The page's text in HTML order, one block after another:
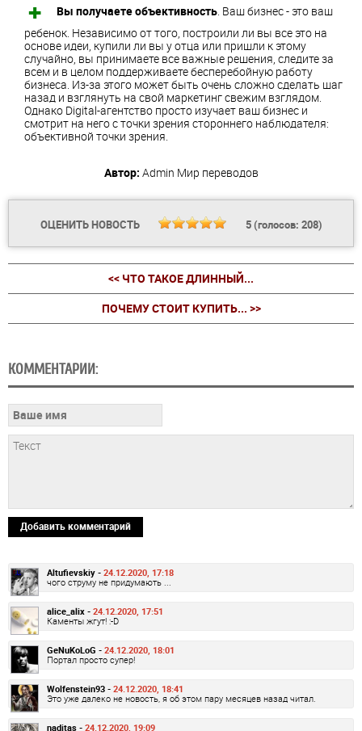
Вы получаете объективность. Ваш бизнес - это ваш
ребенок. Независимо от того, построили ли вы все это на
основе идеи, купили ли вы у отца или пришли к этому
случайно, вы принимаете все важные решения, следите за
всем и в целом поддерживаете бесперебойную работу
бизнеса. Из-за этого может быть очень сложно сделать шаг
назад и взглянуть на свой маркетинг свежим взглядом.
Однако Digital-агентство просто изучает ваш бизнес и
смотрит на него с точки зрения стороннего наблюдателя:
объективной точки зрения.
Автор: Admin Мир переводов
ОЦЕНИТЬ НОВОСТЬ 5(голосов: 208)
<< ЧТО ТАКОЕ ДЛИННЫЙ...
ПОЧЕМУ СТОИТ КУПИТЬ... >>
КОММЕНТАРИИ:
Добавить комментарий
Altufievskiy - 24.12.2020, 17:18
чого струму не придумають ...
alice_alix - 24.12.2020, 17:51
Каменты жгут! :-D
GeNuKoLoG - 24.12.2020, 18:01
Портал просто супер!
Wolfenstein93 - 24.12.2020, 18:41
Это уже далеко не новость, я об этом пару месяцев назад читал.
naditas - 24.12.2020, 19:09